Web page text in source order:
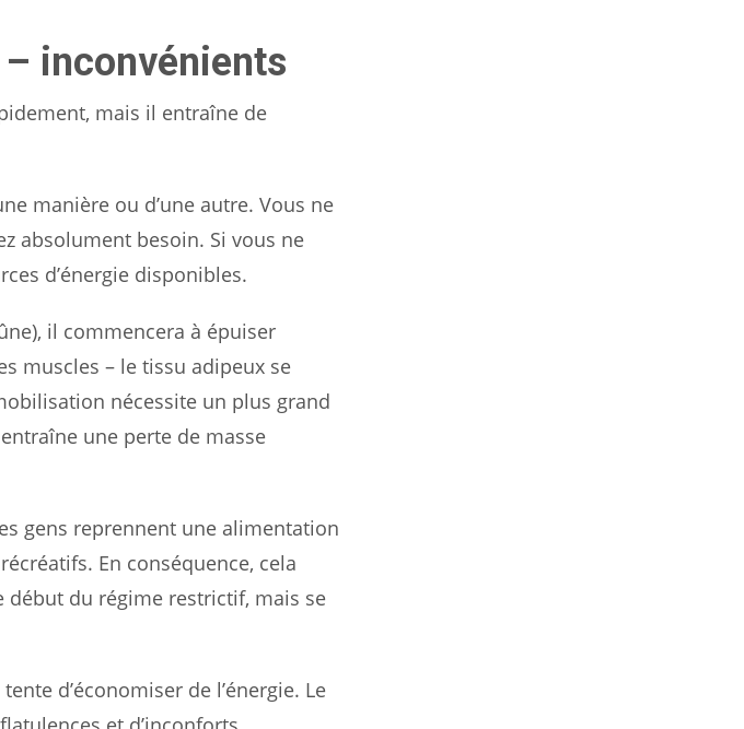
inconvénients
mais il entraîne de
manière ou d’une autre. Vous ne
absolument besoin. Si vous ne
d’énergie disponibles.
il commencera à épuiser
muscles – le tissu adipeux se
nécessite un plus grand
une perte de masse
gens reprennent une alimentation
En conséquence, cela
début du régime restrictif, mais se
d’économiser de l’énergie. Le